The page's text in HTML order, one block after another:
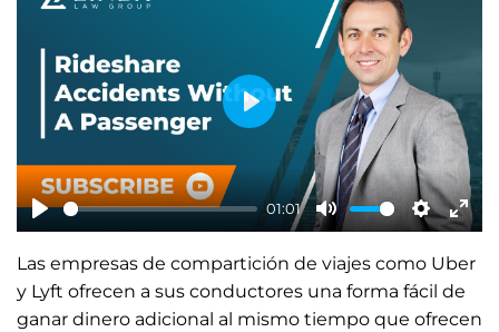
P
l
a
01:01
M
u
t
S
e
t
E
n
t
P
y
Las empresas de compartición de viajes como Uber
y Lyft ofrecen a sus conductores una forma fácil de
ganar dinero adicional al mismo tiempo que ofrecen